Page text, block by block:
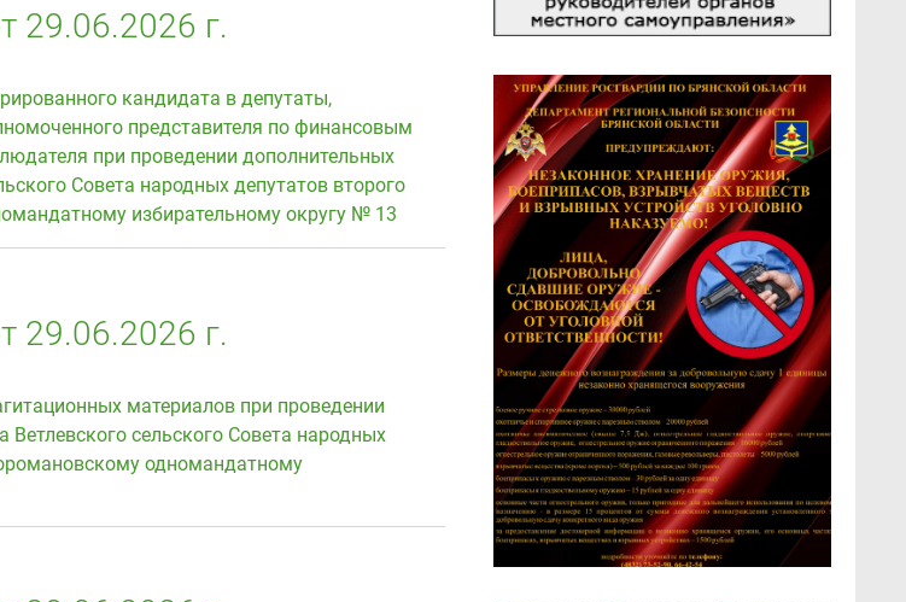
29.06.2026 г.
кандидата в депутаты,
представителя по финансовым
при проведении дополнительных
Совета народных депутатов второго
избирательному округу № 13
29.06.2026 г.
материалов при проведении
сельского Совета народных
одномандатному